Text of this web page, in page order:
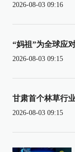
2026-08-03 09:16
“妈祖”为全球应
2026-08-03 09:15
甘肃首个林草行
2026-08-03 09:15